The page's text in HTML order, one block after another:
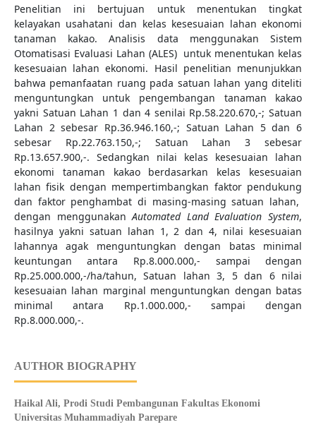
Penelitian ini bertujuan untuk menentukan tingkat
kelayakan usahatani dan kelas kesesuaian lahan ekonomi
tanaman kakao. Analisis data menggunakan Sistem
Otomatisasi Evaluasi Lahan (ALES) untuk menentukan kelas
kesesuaian lahan ekonomi. Hasil penelitian menunjukkan
bahwa pemanfaatan ruang pada satuan lahan yang diteliti
menguntungkan untuk pengembangan tanaman kakao
yakni Satuan Lahan 1 dan 4 senilai Rp.58.220.670,-; Satuan
Lahan 2 sebesar Rp.36.946.160,-; Satuan Lahan 5 dan 6
sebesar Rp.22.763.150,-; Satuan Lahan 3 sebesar
Rp.13.657.900,-. Sedangkan nilai kelas kesesuaian lahan
ekonomi tanaman kakao berdasarkan kelas kesesuaian
lahan fisik dengan mempertimbangkan faktor pendukung
dan faktor penghambat di masing-masing satuan lahan,
dengan menggunakanAutomated Land Evaluation System,
hasilnya yakni satuan lahan 1, 2 dan 4, nilai kesesuaian
lahannya agak menguntungkan dengan batas minimal
keuntungan antara Rp.8.000.000,- sampai dengan
Rp.25.000.000,-/ha/tahun, Satuan lahan 3, 5 dan 6 nilai
kesesuaian lahan marginal menguntungkan dengan batas
minimal antara Rp.1.000.000,- sampai dengan
Rp.8.000.000,-.
AUTHOR BIOGRAPHY
Haikal Ali, Prodi Studi Pembangunan Fakultas Ekonomi
Universitas Muhammadiyah Parepare